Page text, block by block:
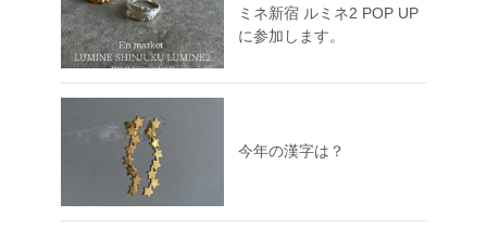
ミネ新宿 ルミネ2 POP UP
に参加します。
今年の漢字は？